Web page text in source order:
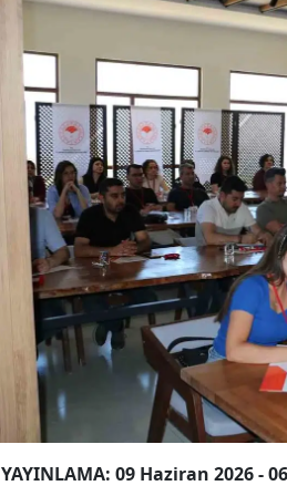
YAYINLAMA: 09 Haziran 2026 -